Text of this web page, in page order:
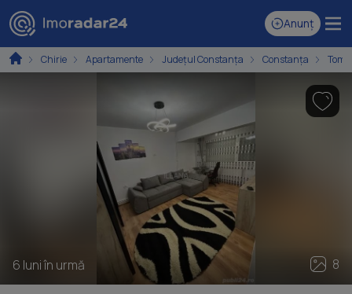
Anunț
Chirie Apartamente Județul Constanța Constanța
6 luni în urmă 8